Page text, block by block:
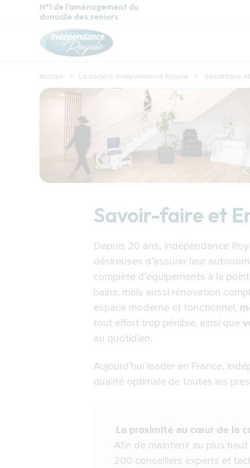
Aller au contenu principal
N°1 de l'aménagement du
domicile des seniors
Accueil La société Indépendance Royale Savoir-faire
Savoir-faire et
Depuis 20 ans, Indépendance
désireuses d’assurer leur
complète d’équipements à la
bains, mais aussi rénovation
espace moderne et fonctionnel,
tout effort trop pénible, ainsi que
au quotidien.
Aujourd’hui leader en France,
qualité optimale de toutes les
La proximité au cœur de la
Afin de maintenir au plus
200 conseillers experts et